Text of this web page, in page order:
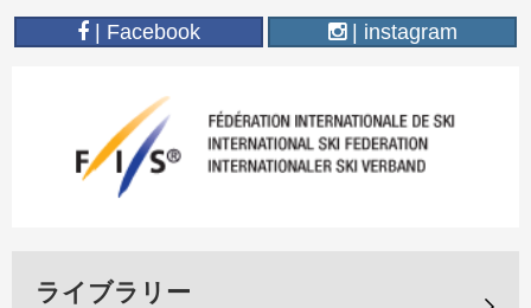
| Facebook | instagram
ライブラリー